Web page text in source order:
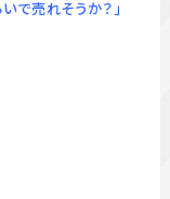
で売れそうか？」